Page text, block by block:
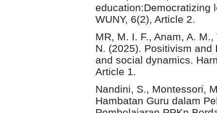
education:Democratizing
WUNY, 6(2), Article 2.
MR, M. I. F., Anam, A.
N. (2025). Positivism and
and social dynamics.
Article 1.
Nandini, S., Montessori,
Hambatan Guru dalam